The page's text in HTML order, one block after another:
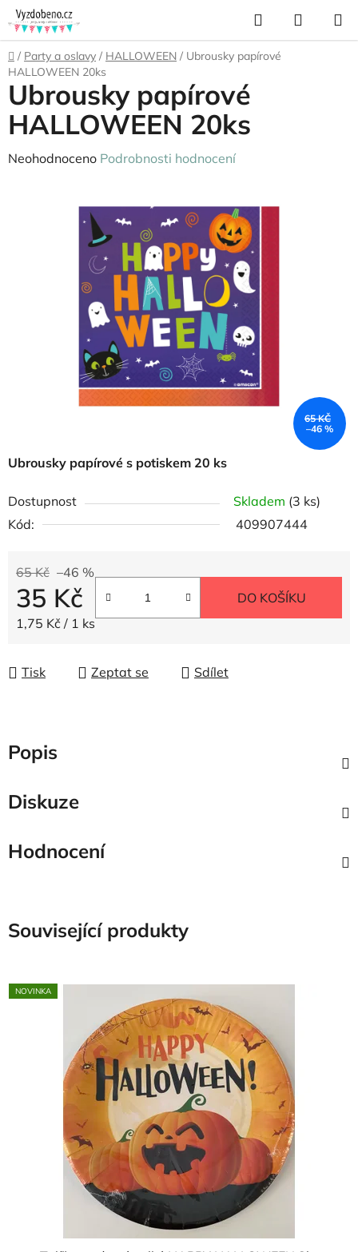
Přejít
na
obsah
Hledat
KOŠÍK
Domů
/ Party a oslavy / HALLOWEEN / Ubrousky papírové
HALLOWEEN 20ks
Ubrousky papírové s potiskem 20 ks
Dostupnost Skladem (3 ks)
Kód:
409907444
65 Kč –46 %
35 Kč
Měrná cena:
1,75 Kč / 1 ks
DO KOŠÍKU
Tisk Zeptat se Sdílet
Ubrousky papírové
HALLOWEEN 20ks
Průměrné
Neohodnoceno Podrobnosti hodnocení
65 KČ
–46 %
Popis
Diskuze
Hodnocení
Související produkty
NOVINKA